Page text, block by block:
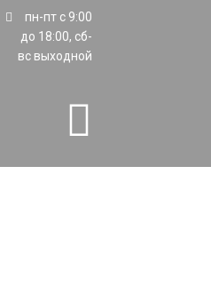
пн-пт с 9:00
до 18:00, сб-
вс выходной